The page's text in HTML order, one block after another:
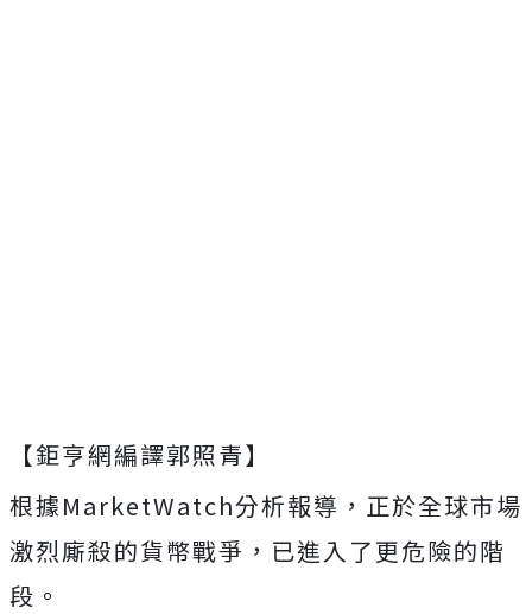
【鉅亨網編譯郭照青】
根據MarketWatch分析報導，正於全球市場
激烈廝殺的貨幣戰爭，已進入了更危險的階
段。